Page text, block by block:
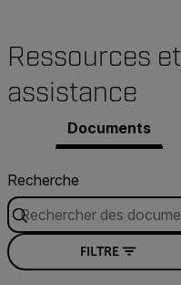
Ressources et
assistance
Documents
Recherche
FILTRE